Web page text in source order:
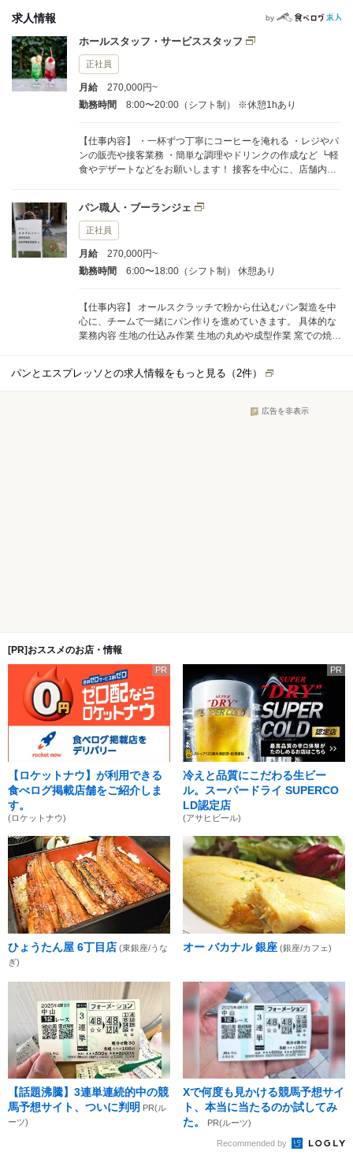
求人情報 by
ホールスタッフ・サービススタッフ
正社員
月給
270,000円~
勤務時間
8:00〜20:00（シフト制） ※休憩1hあり
【仕事内容】 ・一杯ずつ丁寧にコーヒーを淹れる ・レジやパ
ンの販売や接客業務 ・簡単な調理やドリンクの作成など ┗軽
食やデザートなどをお願いします！ 接客を中心に、店舗内の
業務にもどんどんチャレンジしてみてください。 楽しみなが
ら意欲的に取り組んでいただけることを期待しています。
パン職人・ブーランジェ
正社員
月給
270,000円~
勤務時間
6:00〜18:00（シフト制） 休憩あり
【仕事内容】 オールスクラッチで粉から仕込むパン製造を中
心に、チームで一緒にパン作りを進めていきます。 具体的な
業務内容 生地の仕込み作業 生地の丸めや成型作業 窯での焼成
み重ねが、現在の店舗を支えているからです。 楽しみなが
ら、業務に取り組んでください。
パンとエスプレッソとの求人情報をもっと見る（2件）
広告を非表示
[PR]おススメのお店・情報
PR
【ロケットナウ】が利用できる
食べログ掲載店舗をご紹介しま
す。
(ロケットナウ)
PR
冷えと品質にこだわる生ビー
ル。スーパードライ SUPERCO
LD認定店
(アサヒビール)
ひょうたん屋 6丁目店 (東銀座/うな
ぎ)
オー バカナル 銀座 (銀座/カフェ)
【話題沸騰】3連単連続的中の競
馬予想サイト、ついに判明 PR(ル
ーツ)
Xで何度も見かける競馬予想サイ
ト、本当に当たるのか試してみ
た。
PR(ルーツ)
Recommended by